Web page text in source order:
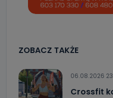
ZOBACZ TAKŻE
06.08.2026
Crossfit